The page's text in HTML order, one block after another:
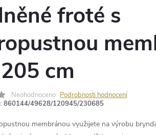
froté s
cm
Neohodnoceno Podrobnosti hodnocení
860144/49628/120945/230685
membránou využijete na výrobu